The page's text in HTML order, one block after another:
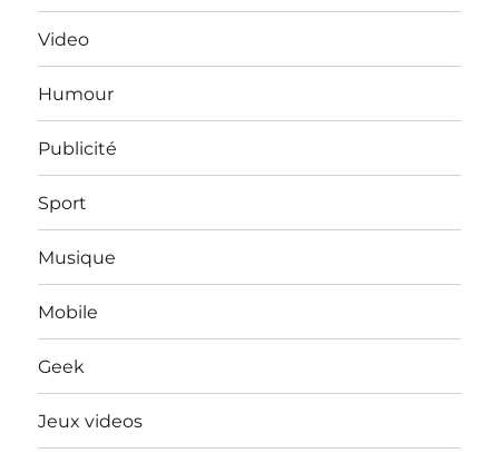
Video
Humour
Publicité
Sport
Musique
Mobile
Geek
Jeux videos